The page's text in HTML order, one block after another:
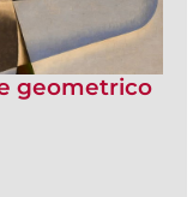
geometrico